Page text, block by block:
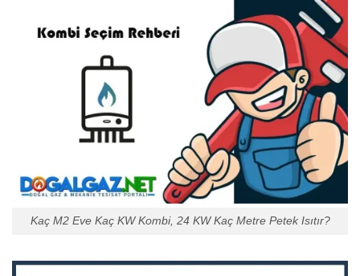
Kaç M2 Eve Kaç KW Kombi, 24 KW Kaç Metre Petek Isıtır?